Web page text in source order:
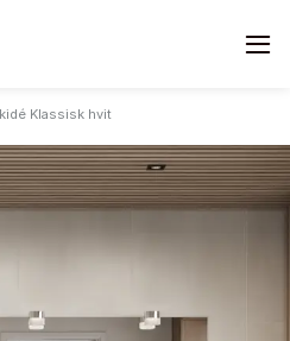
Klassisk hvit